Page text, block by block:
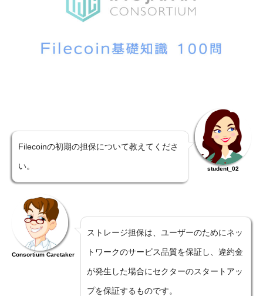
Filecoinの初期の担保について教えてくださ
い。 student_02
Consortium Caretaker
ストレージ担保は、ユーザーのためにネッ
トワークのサービス品質を保証し、違約金
が発生した場合にセクターのスタートアッ
プを保証するものです。